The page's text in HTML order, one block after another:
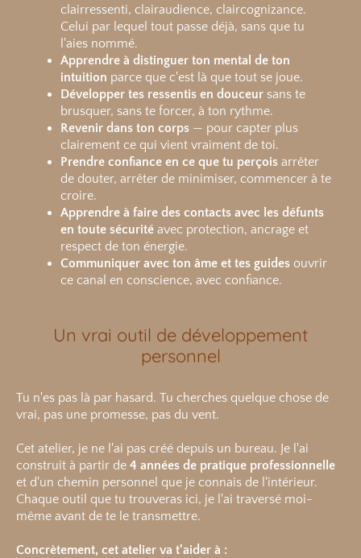
clairressenti, clairaudience, claircognizance.
Celui par lequel tout passe déjà, sans que tu
l'aies nommé.
Apprendre à distinguer ton mental de ton
intuition parce que c'est là que tout se joue.
Développer tes ressentis en douceur sans te
brusquer, sans te forcer, à ton rythme.
Revenir dans ton corps — pour capter plus
clairement ce qui vient vraiment de toi.
Prendre confiance en ce que tu perçois arrêter
de douter, arrêter de minimiser, commencer à te
croire.
Apprendre à faire des contacts avec les défunts
en toute sécurité avec protection, ancrage et
respect de ton énergie.
Communiquer avec ton âme et tes guides ouvrir
ce canal en conscience, avec confiance.
Un vrai outil de développement
personnel
Tu n'es pas là par hasard. Tu cherches quelque chose de
vrai, pas une promesse, pas du vent.
Cet atelier, je ne l'ai pas créé depuis un bureau. Je l'ai
construit à partir de 4 années de pratique professionnelle
et d'un chemin personnel que je connais de l'intérieur.
Chaque outil que tu trouveras ici, je l'ai traversé moi-
même avant de te le transmettre.
Concrètement, cet atelier va t'aider à :